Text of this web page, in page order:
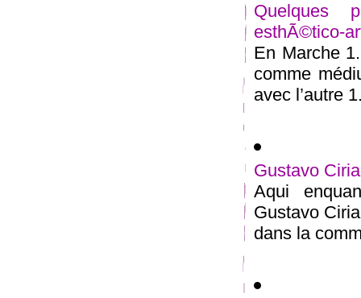
Quelques
esthÃ©tico-
En Marche
comme
avec l’autre
Gustavo
Aqui
Gustavo
dans la